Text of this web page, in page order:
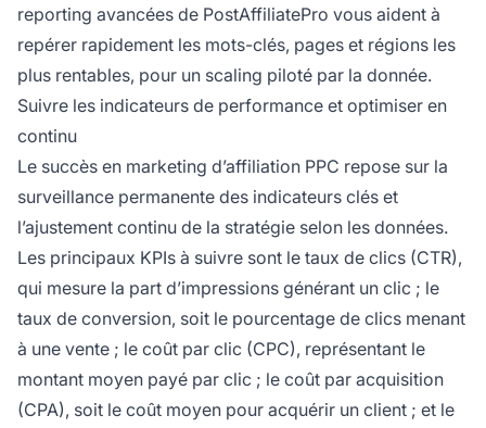
reporting avancées de PostAffiliatePro vous aident à
repérer rapidement les mots-clés, pages et régions les
plus rentables, pour un scaling piloté par la donnée.
Suivre les indicateurs de performance et optimiser en
continu
Le succès en marketing d’affiliation PPC repose sur la
surveillance permanente des indicateurs clés et
l’ajustement continu de la stratégie selon les données.
Les principaux KPIs à suivre sont le taux de clics (CTR),
qui mesure la part d’impressions générant un clic ; le
taux de conversion, soit le pourcentage de clics menant
à une vente ; le coût par clic (CPC), représentant le
montant moyen payé par clic ; le coût par acquisition
(CPA), soit le coût moyen pour acquérir un client ; et le